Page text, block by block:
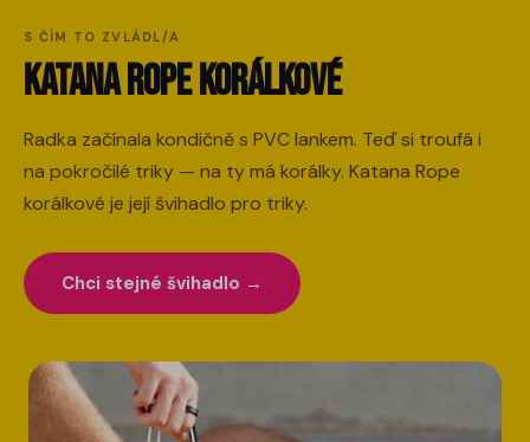
S ČÍM TO ZVLÁDL/A
Katana Rope korálkové
Radka začínala kondičně s PVC lankem. Teď si troufá i
na pokročilé triky — na ty má korálky. Katana Rope
korálkové je její švihadlo pro triky.
Chci stejné švihadlo →